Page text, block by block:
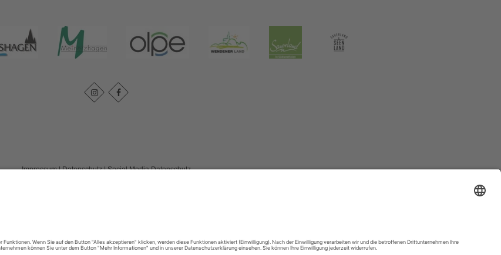
Impressum|Datenschutz|Social Media Datenschutz
© 2026 Tourismusverband Biggesee-Listersee